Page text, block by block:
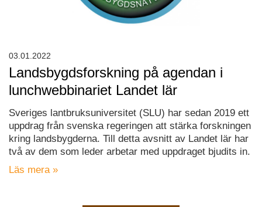
Landsbygdsforskning på agendan i
lunchwebbinariet Landet lär
Sveriges lantbruksuniversitet (SLU) har sedan 2019 ett
uppdrag från svenska regeringen att stärka forskningen
kring landsbygderna. Till detta avsnitt av Landet lär har
två av dem som leder arbetar med uppdraget bjudits in.
Läs mera »
03.01.2022